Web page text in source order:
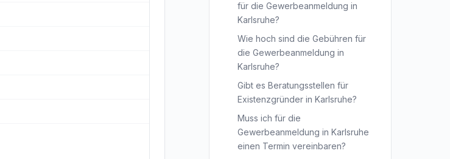
für die Gewerbeanmeldung in
Karlsruhe?
Wie hoch sind die Gebühren für
die Gewerbeanmeldung in
Karlsruhe?
Gibt es Beratungsstellen für
Existenzgründer in Karlsruhe?
Muss ich für die
Gewerbeanmeldung in Karlsruhe
einen Termin vereinbaren?